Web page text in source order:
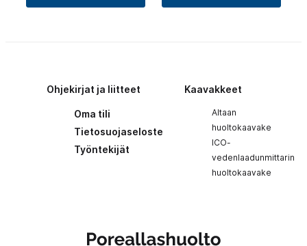
Ohjekirjat ja liitteet
Oma tili
Tietosuojaseloste
Työntekijät
Kaavakkeet
Altaan
huoltokaavake
ICO-
vedenlaadunmittarin
huoltokaavake
Poreallashuolto